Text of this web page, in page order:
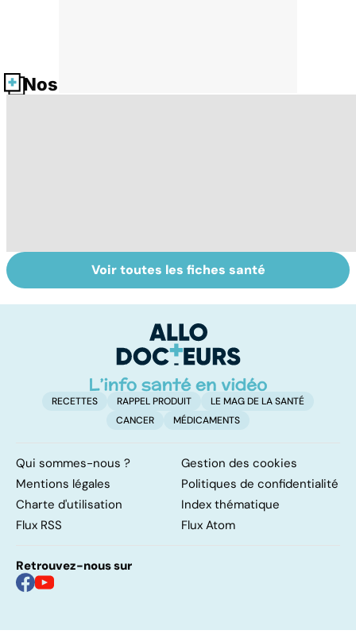
Nos fiches santé
La tuberculose
pulmonaire
Tout savoir sur
les infections
Voir toutes les fiches santé
RECETTES RAPPEL PRODUIT
LE MAG DE LA SANTÉ
CANCER
MÉDICAMENTS
Qui sommes-nous ?
Gestion des cookies
Mentions légales
Politiques de confidentialité
Charte d'utilisation
Index thématique
Flux RSS
Flux Atom
Retrouvez-nous sur